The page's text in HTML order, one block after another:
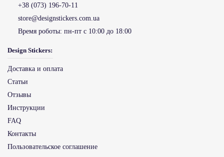
+38 (073) 196-70-11
store@designstickers.com.ua
Время роботы: пн-пт с 10:00 до 18:00
Design Stickers:
Доставка и оплата
Статьи
Отзывы
Инструкции
FAQ
Контакты
Пользовательское соглашение